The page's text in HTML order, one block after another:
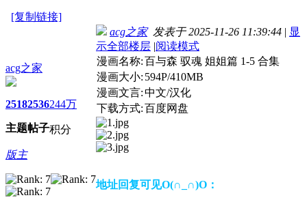
[复制链接]
acg之家
2518
主题
2536
帖子
244万
积分
版主
acg之家发表于 2025-11-26 11:39:44 | 显
示全部楼层 |阅读模式
漫画名称:百与森 驭魂 姐姐篇 1-5 合集
漫画大小: 594P/410MB
漫画文言:中文/汉化
下载方式:百度网盘
地址回复可见O(∩_∩)O：